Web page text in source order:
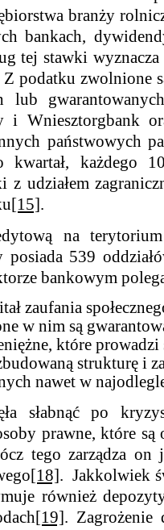
branży
bankach,
tej stawki
podatku zwolnione
lub
i Wniesztorgbank
państwowych
kwartał, każdego
z udziałem
[15].
na
539
bankowym
zaufania
w nim są
które prowadzi
strukturę i
nawet w
słabnąć po
prawne, które są
tego zarządza on
[18]. Jakkolwiek
również
[19]. Zagrożenie